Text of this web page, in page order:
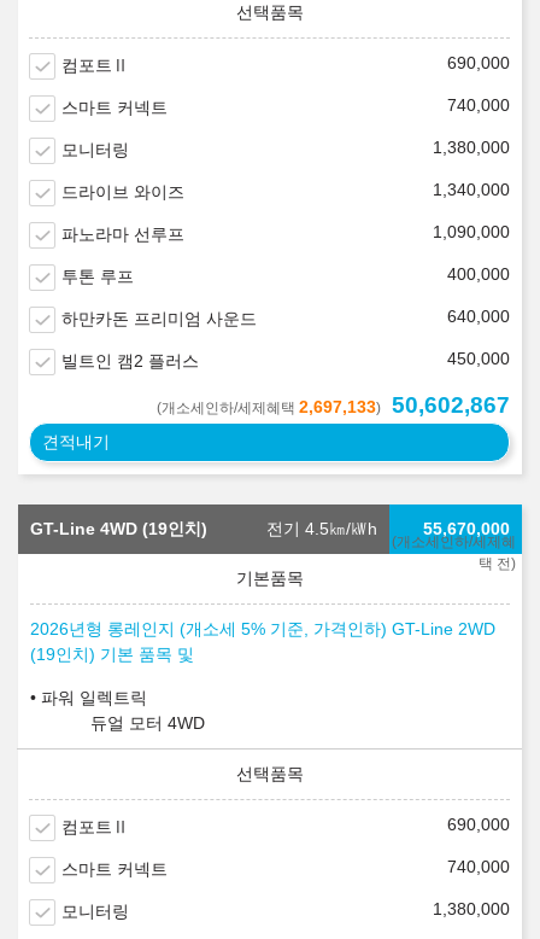
컴포트Ⅱ 690,000
스마트 커넥트 740,000
모니터링 1,380,000
드라이브 와이즈 1,340,000
파노라마 선루프 1,090,000
투톤 루프 400,000
하만카돈 프리미엄 사운드 640,000
빌트인 캠2 플러스 450,000
(개소세인하/세제혜택 2,697,133) 50,602,867
견적내기
GT-Line 4WD (19인치) 전기 4.5㎞/㎾h
(개소세인하/세제혜
택 전)
55,670,000
2026년형 롱레인지 (개소세 5% 기준, 가격인하) GT-Line 2WD
(19인치) 기본 품목 및
파워 일렉트릭
듀얼 모터 4WD
컴포트Ⅱ 690,000
스마트 커넥트 740,000
모니터링 1,380,000